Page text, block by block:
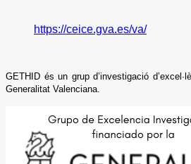
https://ceice.gva.es/va/
GETHID és un grup d’investigació
Generalitat Valenciana.